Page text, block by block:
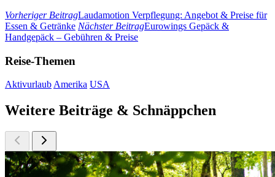
Vorheriger BeitragLaudamotion Verpflegung: Angebot & Preise für
Essen & Getränke Nächster BeitragEurowings Gepäck &
Handgepäck – Gebühren & Preise
Reise-Themen
Aktivurlaub Amerika USA
Weitere Beiträge & Schnäppchen